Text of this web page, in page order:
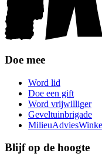
Doe mee
Word lid
Doe een gift
Word vrijwilliger
Geveltuinbrigade
Blijf op de hoogte